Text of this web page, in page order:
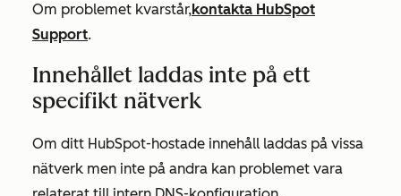
Om problemet kvarstår,kontakta HubSpot
Support.
Innehållet laddas inte på ett
specifikt nätverk
Om ditt HubSpot-hostade innehåll laddas på vissa
nätverk men inte på andra kan problemet vara